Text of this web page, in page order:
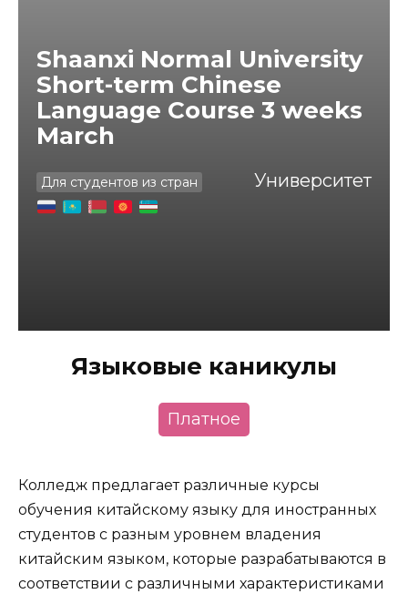
Shaanxi Normal University
Short-term Chinese
Language Course 3 weeks
March
Для студентов из стран Университет
Языковые каникулы
Платное
Колледж предлагает различные курсы
обучения китайскому языку для иностранных
студентов с разным уровнем владения
китайским языком, которые разрабатываются в
соответствии с различными характеристиками